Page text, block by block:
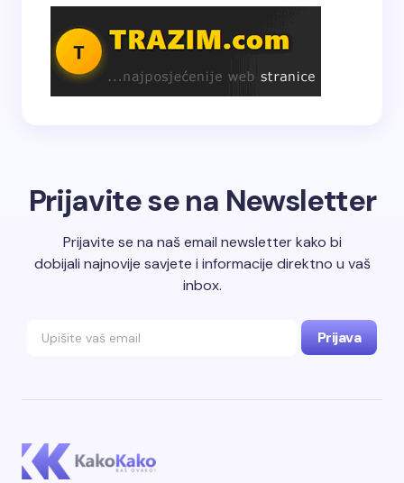
Prijavite se na Newsletter
Prijavite se na naš email newsletter kako bi
dobijali najnovije savjete i informacije direktno u vaš
inbox.